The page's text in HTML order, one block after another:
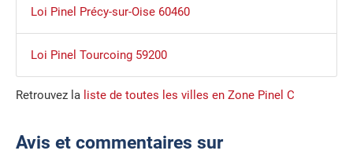
Loi Pinel Précy-sur-Oise 60460
Loi Pinel Tourcoing 59200
Retrouvez la liste de toutes les villes en Zone Pinel C
Avis et commentaires sur